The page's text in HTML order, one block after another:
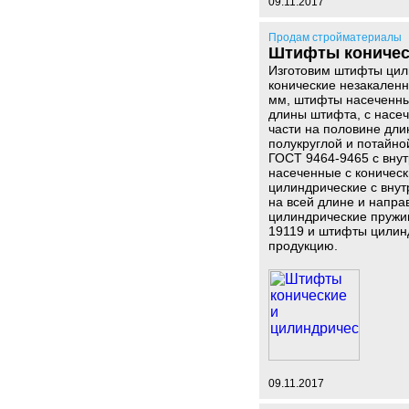
Продам стройматериалы
Штифты
Изготовим штифты
конические
мм, штифты
длины штифта, с
части на половине
полукруглой и
ГОСТ 9464-9465 с
насеченные с
цилиндрические с
на всей длине и
цилиндрические
19119 и штифты
продукцию.
09.11.2017